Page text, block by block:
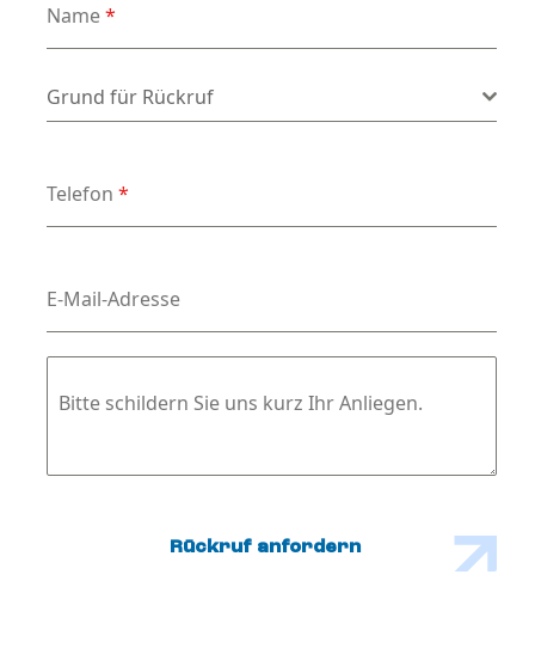
Name*
Grund für Rückruf
Telefon *
E-Mail-Adresse
Bitte schildern Sie uns kurz Ihr Anliegen.
Rückruf anfordern